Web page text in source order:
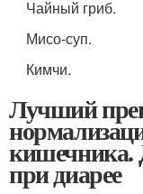
Чайный гриб.
Мисо-суп.
Кимчи.
Лучший
кишечника.
при диарее